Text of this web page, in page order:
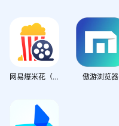
网易爆米花（原网易Filmly） 傲游浏览器